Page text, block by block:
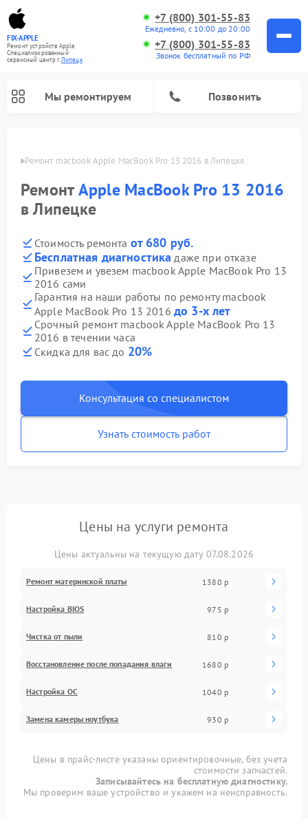
FIX-APPLE
Ремонт устройств Apple
Специализированный
cервисный центр г.Липецк
+7 (800) 301-55-83
Ежедневно, с 10:00 до 20:00
+7 (800) 301-55-83
Звонок бесплатный по РФ
Мы ремонтируем Позвонить
Ремонт macbook Apple MacBook Pro 13 2016 в Липецке
РемонтApple MacBook Pro 13 2016
в Липецке
Стоимость ремонта от 680 руб.
Бесплатная диагностика даже при отказе
Привезем и увезем macbook Apple MacBook Pro 13
2016 сами
Гарантия на наши работы по ремонту macbook
Apple MacBook Pro 13 2016 до 3-х лет
Срочный ремонт macbook Apple MacBook Pro 13
2016 в течении часа
Скидка для вас до 20%
Консультация со специалистом
Узнать стоимость работ
Цены на услуги ремонта
Цены актуальны на текущую дату 07.08.2026
Ремонт материнской платы 1380 р
Настройка BIOS 975 р
Чистка от пыли 810 р
Восстановление после попадания влаги 1680 р
Настройка ОС 1040 р
Замена камеры ноутбука 930 р
Цены в прайс-листе указаны ориентировочные, без учета
стоимости запчастей.
Записывайтесь на бесплатную диагностику.
Мы проверим ваше устройство и укажем на неисправность.